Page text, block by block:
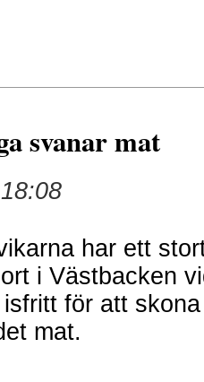
svanar mat
har ett
i Västbacken
för att
mat.